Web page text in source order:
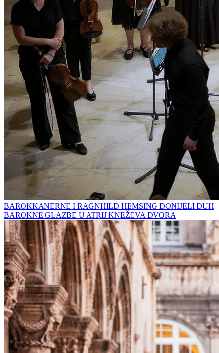
BAROKKANERNE I RAGNHILD HEMSING DONIJELI DUH
BAROKNE GLAZBE U ATRIJ KNEŽEVA DVORA